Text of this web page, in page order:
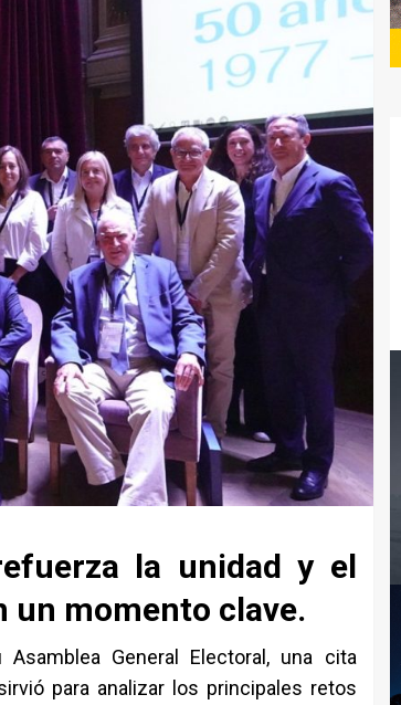
la unidad y el
un momento clave.
General Electoral, una cita
para analizar los principales retos